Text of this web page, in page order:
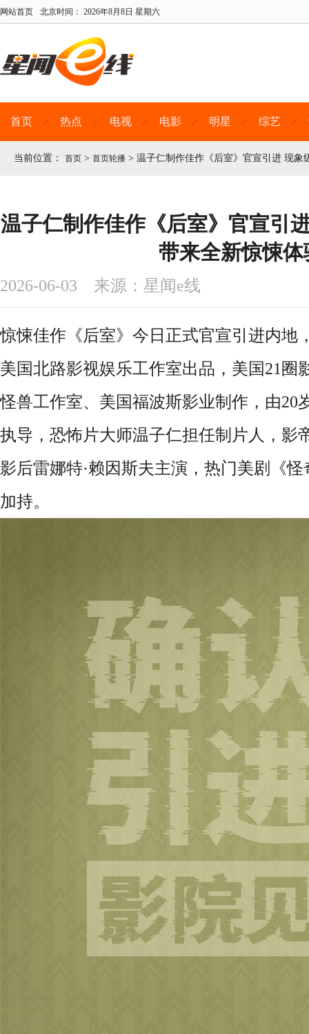
网站首页 北京时间： 2026年8月8日 星期六
首页 热点 电视 电影 明星 综艺
当前位置： 首页 > 首页轮播 > 温子仁制作佳作《后室》官宣引进 现象
温子仁制作佳作《后室》官宣引
带来全新惊悚体
2026-06-03 来源：星闻e线
惊悚佳作《后室》今日正式官宣引进内地
美国北路影视娱乐工作室出品，美国21圈
怪兽工作室、美国福波斯影业制作，由20
执导，恐怖片大师温子仁担任制片人，影
影后雷娜特·赖因斯夫主演，热门美剧《
加持。